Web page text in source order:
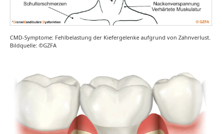
CMD-Symptome: Fehlbelastung der Kiefergelenke aufgrund von Zahnverlust.
Bildquelle: ©GZFA